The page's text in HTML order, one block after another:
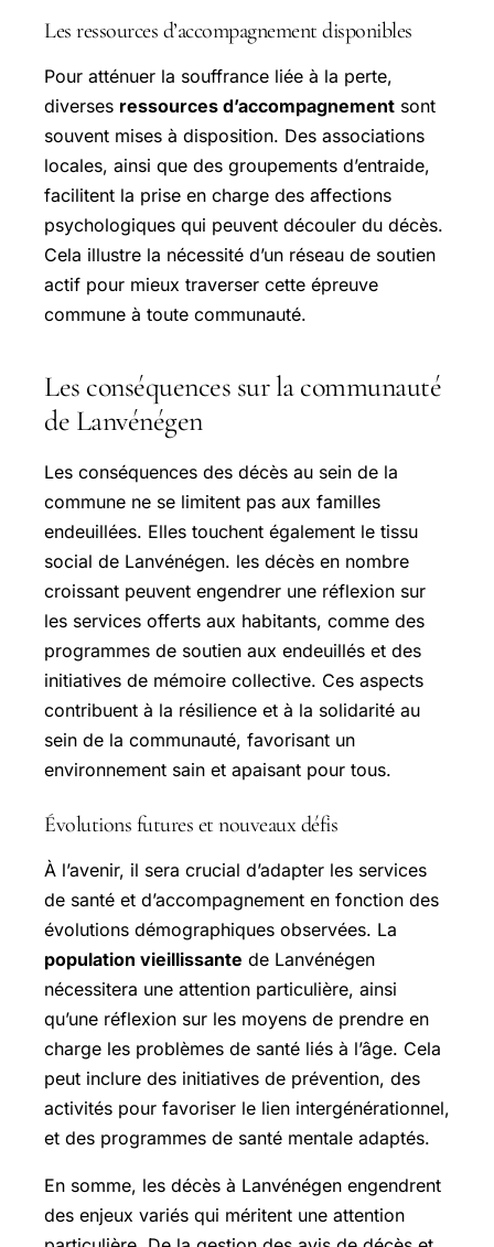
Les ressources d’accompagnement disponibles
Pour atténuer la souffrance liée à la perte,
diverses ressources d’accompagnement sont
souvent mises à disposition. Des associations
locales, ainsi que des groupements d’entraide,
facilitent la prise en charge des affections
psychologiques qui peuvent découler du décès.
Cela illustre la nécessité d’un réseau de soutien
actif pour mieux traverser cette épreuve
commune à toute communauté.
Les conséquences sur la communauté
de Lanvénégen
Les conséquences des décès au sein de la
commune ne se limitent pas aux familles
endeuillées. Elles touchent également le tissu
social de Lanvénégen. les décès en nombre
croissant peuvent engendrer une réflexion sur
les services offerts aux habitants, comme des
programmes de soutien aux endeuillés et des
initiatives de mémoire collective. Ces aspects
contribuent à la résilience et à la solidarité au
sein de la communauté, favorisant un
environnement sain et apaisant pour tous.
Évolutions futures et nouveaux défis
À l’avenir, il sera crucial d’adapter les services
de santé et d’accompagnement en fonction des
évolutions démographiques observées. La
population vieillissante de Lanvénégen
nécessitera une attention particulière, ainsi
qu’une réflexion sur les moyens de prendre en
charge les problèmes de santé liés à l’âge. Cela
peut inclure des initiatives de prévention, des
activités pour favoriser le lien intergénérationnel,
et des programmes de santé mentale adaptés.
En somme, les décès à Lanvénégen engendrent
des enjeux variés qui méritent une attention